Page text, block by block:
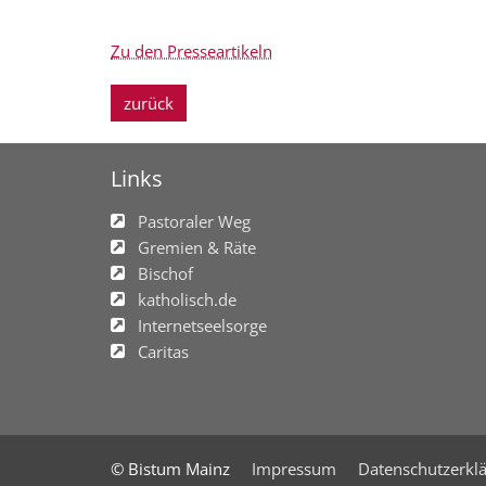
Zu den Presseartikeln
zurück
Links
Pastoraler Weg
Gremien & Räte
Bischof
katholisch.de
Internetseelsorge
Caritas
© Bistum Mainz Impressum